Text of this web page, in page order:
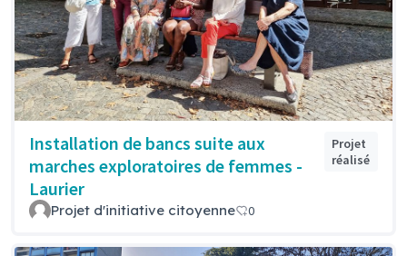
Installation de bancs suite aux
marches exploratoires de femmes -
Laurier
Projet
réalisé
Projet d'initiative citoyenne 0